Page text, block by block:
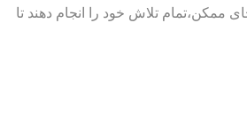
تلاش خود را انجام دهند تا